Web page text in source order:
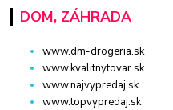
DOM, ZÁHRADA
www.dm-drogeria.sk
www.kvalitnytovar.sk
www.najvypredaj.sk
www.topvypredaj.sk